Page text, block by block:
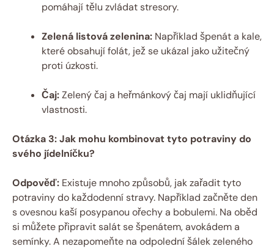
pomáhají tělu zvládat stresory.
Zelená listová zelenina: Například špenát a kale,
které obsahují folát, jež se ukázal jako užitečný
proti úzkosti.
Čaj:Zelený čaj a heřmánkový čaj mají uklidňující
vlastnosti.
Otázka 3: Jak mohu kombinovat tyto potraviny do
svého jídelníčku?
Odpověď: Existuje mnoho způsobů, jak zařadit tyto
potraviny do každodenní stravy. Například začněte den
s ovesnou kaší posypanou ořechy a bobulemi. Na oběd
si můžete připravit salát se špenátem, avokádem a
semínky. A nezapomeňte na odpolední šálek zeleného